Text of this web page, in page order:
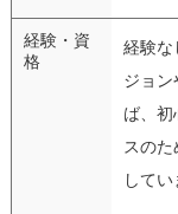
経験・資
格
経験な
ジョ
ば、初
スの
してい